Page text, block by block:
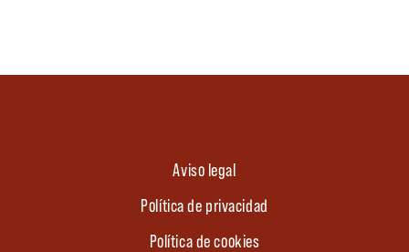
Aviso legal
Política de privacidad
Política de cookies